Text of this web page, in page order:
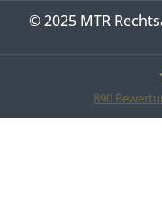
© 2025 MTR
890